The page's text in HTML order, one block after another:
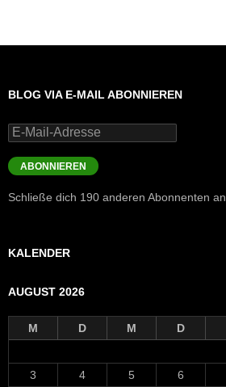
BLOG VIA E-MAIL ABONNIEREN
E-
Mail-
Adresse
ABONNIEREN
Schließe dich 190 anderen Abonnenten an
KALENDER
AUGUST 2026
M D M D
3
4 5 6